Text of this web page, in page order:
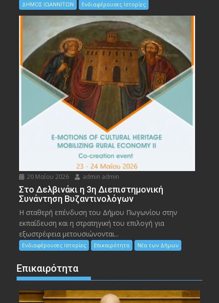
ΔΗΜΟΣ ΙΩΑΝΝΙΤΩΝ Ενδιαφέρουσες Ιστορίες
20 Μαΐου 2026 admin admin
Στο Δελβινάκι η 3η Διεπιστημονική
Συνάντηση Βυζαντινολόγων
Η σταθερή επένδυση του Δήμου Πωγωνίου στην
εκπαίδευση και η στρατηγική του επιλογή για
εξωστρέφεια μετουσιώνονται...
Ενδιαφέρουσες Ιστορίες Επικαιρότητα Νέα των Δήμων
Επικαιρότητα